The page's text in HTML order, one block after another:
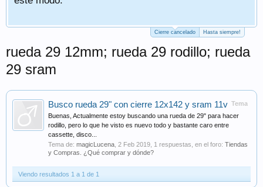
Cierre cancelado Hasta siempre!
rueda 29 12mm; rueda 29 rodillo; rueda
29 sram
Tema
Busco rueda 29" con cierre 12x142 y sram 11v
Buenas, Actualmente estoy buscando una rueda de 29" para hacer
rodillo, pero lo que he visto es nuevo todo y bastante caro entre
cassette, disco...
Tema de: magicLucena 2 Feb 2019 , 1 respuestas, en el foro: Tiendas
y Compras. ¿Qué comprar y dónde?
Viendo resultados 1 a 1 de 1